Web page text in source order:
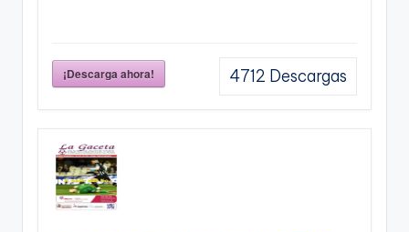
¡Descarga ahora! 4712 Descargas